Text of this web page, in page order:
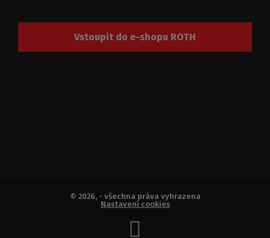
Vstoupit do e-shopu ROTH
© 2026, - všechna práva vyhrazena
Nastavení cookies